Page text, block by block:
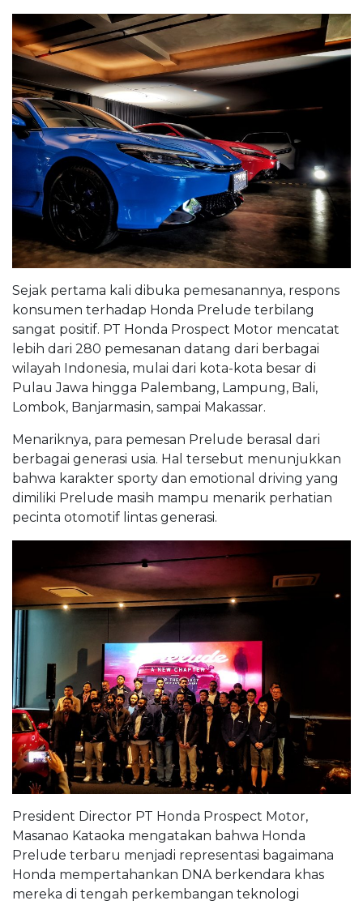
Sejak pertama kali dibuka pemesanannya, respons
konsumen terhadap Honda Prelude terbilang
sangat positif. PT Honda Prospect Motor mencatat
lebih dari 280 pemesanan datang dari berbagai
wilayah Indonesia, mulai dari kota-kota besar di
Pulau Jawa hingga Palembang, Lampung, Bali,
Lombok, Banjarmasin, sampai Makassar.
Menariknya, para pemesan Prelude berasal dari
berbagai generasi usia. Hal tersebut menunjukkan
bahwa karakter sporty dan emotional driving yang
dimiliki Prelude masih mampu menarik perhatian
pecinta otomotif lintas generasi.
President Director PT Honda Prospect Motor,
Masanao Kataoka mengatakan bahwa Honda
Prelude terbaru menjadi representasi bagaimana
Honda mempertahankan DNA berkendara khas
mereka di tengah perkembangan teknologi